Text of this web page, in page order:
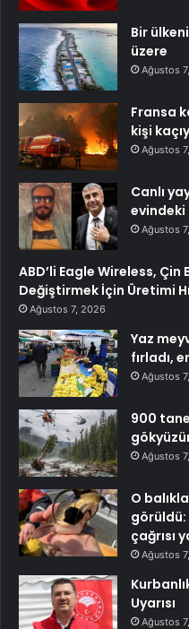
Bir
üzere
Ağustos
Fransa
kişi
Ağustos
Canlı
evindeki
Ağustos
ABD’li Eagle Wireless, Çin
Değiştirmek İçin Üretimi
Ağustos 7, 2026
Yaz
fırladı,
Ağustos
900
Ağustos
O
görüldü:
çağrısı
Ağustos
Uyarısı
Ağustos